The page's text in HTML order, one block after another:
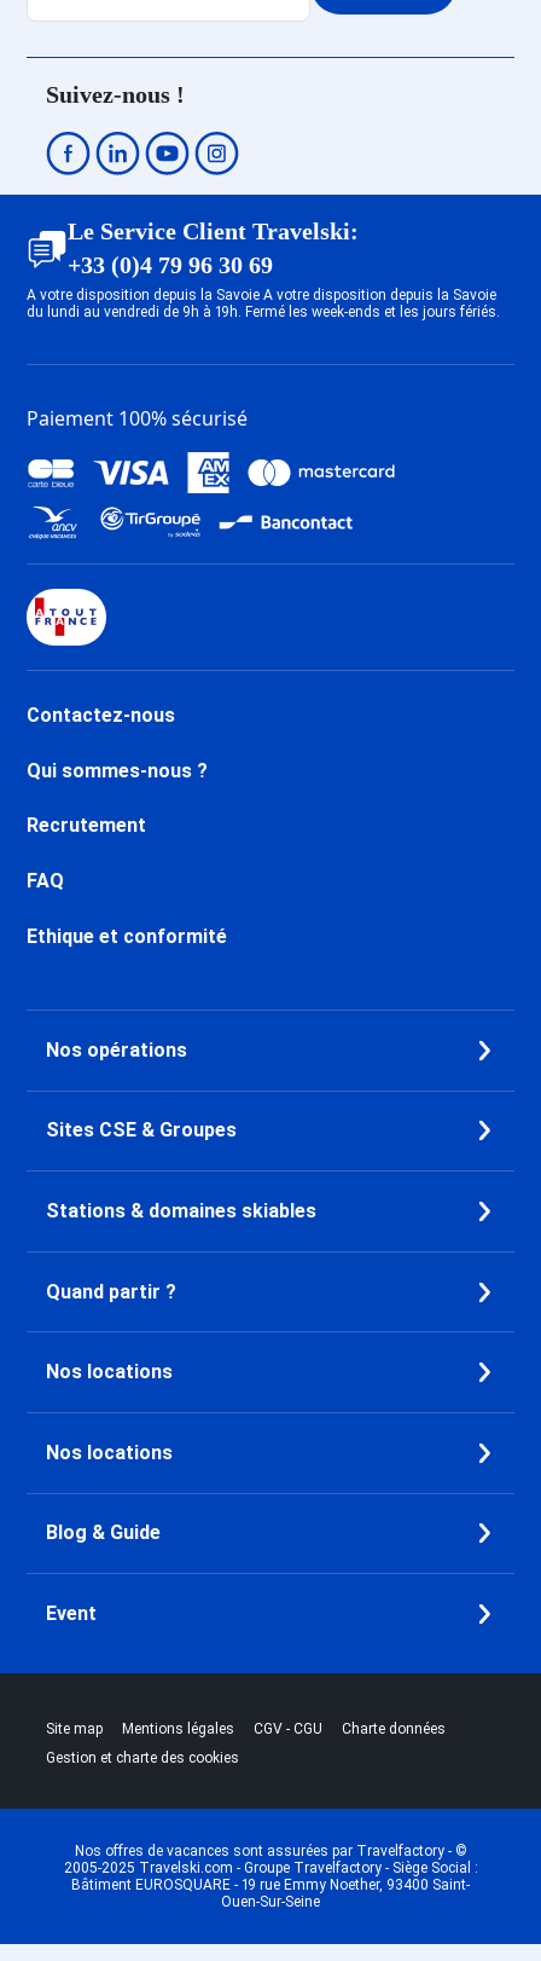
Suivez-nous !
Le Service Client Travelski:
+33 (0)4 79 96 30 69
A votre disposition depuis la Savoie A votre disposition depuis la Savoie
du lundi au vendredi de 9h à 19h. Fermé les week-ends et les jours fériés.
Paiement 100% sécurisé
Contactez-nous
Qui sommes-nous ?
Recrutement
FAQ
Ethique et conformité
Nos opérations
Sites CSE & Groupes
Stations & domaines skiables
Quand partir ?
Nos locations
Nos locations
Blog & Guide
Event
Site map |Mentions légales |CGV - CGU |Charte données
Gestion et charte des cookies
Nos offres de vacances sont assurées par Travelfactory - ©
2005-2025 Travelski.com - Groupe Travelfactory - Siège Social :
Bâtiment EUROSQUARE - 19 rue Emmy Noether, 93400 Saint-
Ouen-Sur-Seine